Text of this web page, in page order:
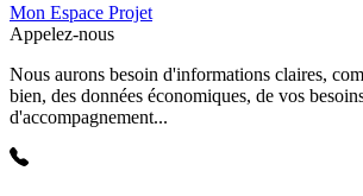
Mon Espace Projet
Appelez-nous
Nous aurons besoin d'informations claires,
bien, des données économiques, de vos
d'accompagnement...